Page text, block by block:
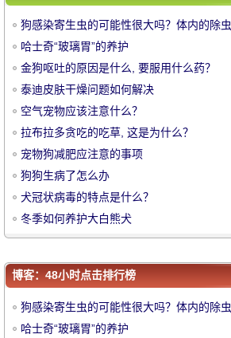
中
华
泰迪皮肤干燥问题如何解决
空气宠物应该注意什么？
拉布拉多贪吃的吃草, 这是为什么？
宠物狗减肥应注意的事项
狗狗生病了怎么办
犬冠状病毒的特点是什么？
冬季如何养护大白熊犬
狗感染寄生虫的可能性很大吗？体内的除虫
情况如何？
哈士奇“玻璃胃”的养护
金狗呕吐的原因是什么, 要服用什么药？
泰迪皮肤干燥问题如何解决
空气宠物应该注意什么？
拉布拉多贪吃的吃草, 这是为什么？
宠物狗减肥应注意的事项
狗狗生病了怎么办
犬冠状病毒的特点是什么？
冬季如何养护大白熊犬
博客：48小时点击排行榜
狗感染寄生虫的可能性很大吗？体内的除虫
情况如何？
哈士奇“玻璃胃”的养护